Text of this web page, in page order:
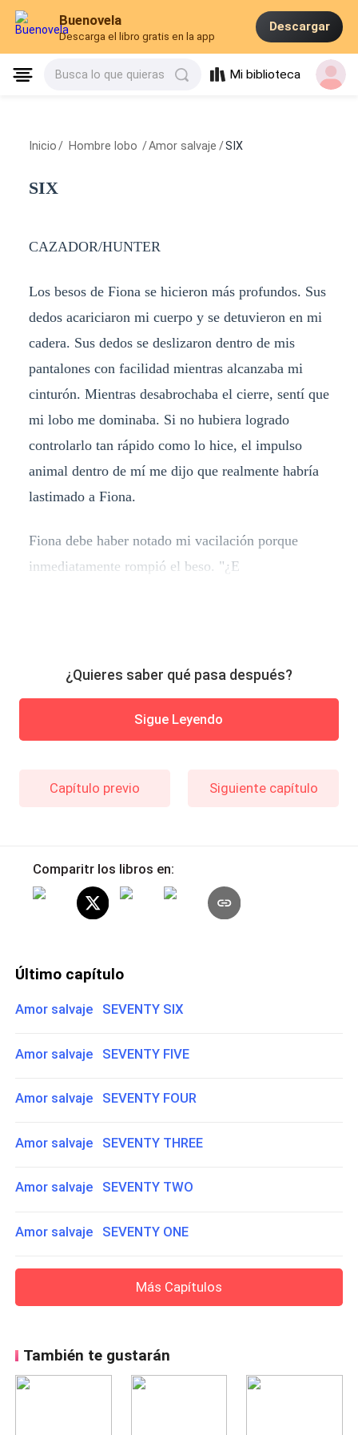
Buenovela
Descarga el libro gratis en la app
Descargar
Busca lo que quieras Mi biblioteca
Inicio / Hombre lobo /Amor salvaje /SIX
SIX
CAZADOR/HUNTER
Los besos de Fiona se hicieron más profundos. Sus
dedos acariciaron mi cuerpo y se detuvieron en mi
cadera. Sus dedos se deslizaron dentro de mis
pantalones con facilidad mientras alcanzaba mi
cinturón. Mientras desabrochaba el cierre, sentí que
mi lobo me dominaba. Si no hubiera logrado
controlarlo tan rápido como lo hice, el impulso
animal dentro de mí me dijo que realmente habría
lastimado a Fiona.
Fiona debe haber notado mi vacilación porque
inmediatamente rompió el beso. "¿E
¿Quieres saber qué pasa después?
Sigue Leyendo
Capítulo previo Siguiente capítulo
Comparitr los libros en:
Último capítulo
Amor salvaje SEVENTY SIX
Amor salvaje SEVENTY FIVE
Amor salvaje SEVENTY FOUR
Amor salvaje SEVENTY THREE
Amor salvaje SEVENTY TWO
Amor salvaje SEVENTY ONE
Más Capítulos
También te gustarán